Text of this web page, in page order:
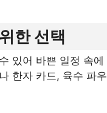
한 선택
있어 바쁜 일정 속에
한자 카드, 육수 파우